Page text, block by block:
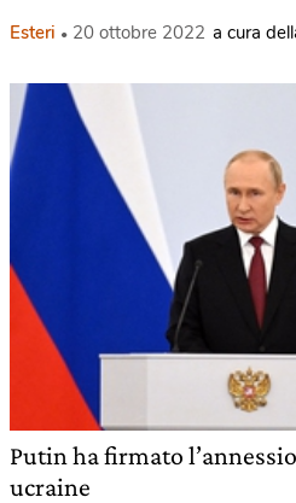
Esteri 20 ottobre 2022 a cura
Putin ha firmato
ucraine